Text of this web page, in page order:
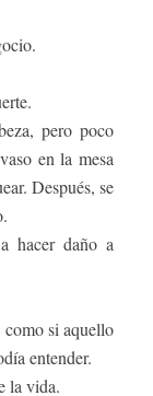
pero poco
en la mesa
Después, se
hacer daño a
si aquello
entender.
la vida.